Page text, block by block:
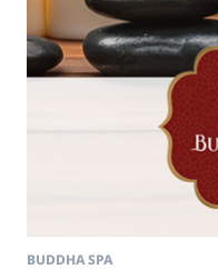
BUDDHA SPA